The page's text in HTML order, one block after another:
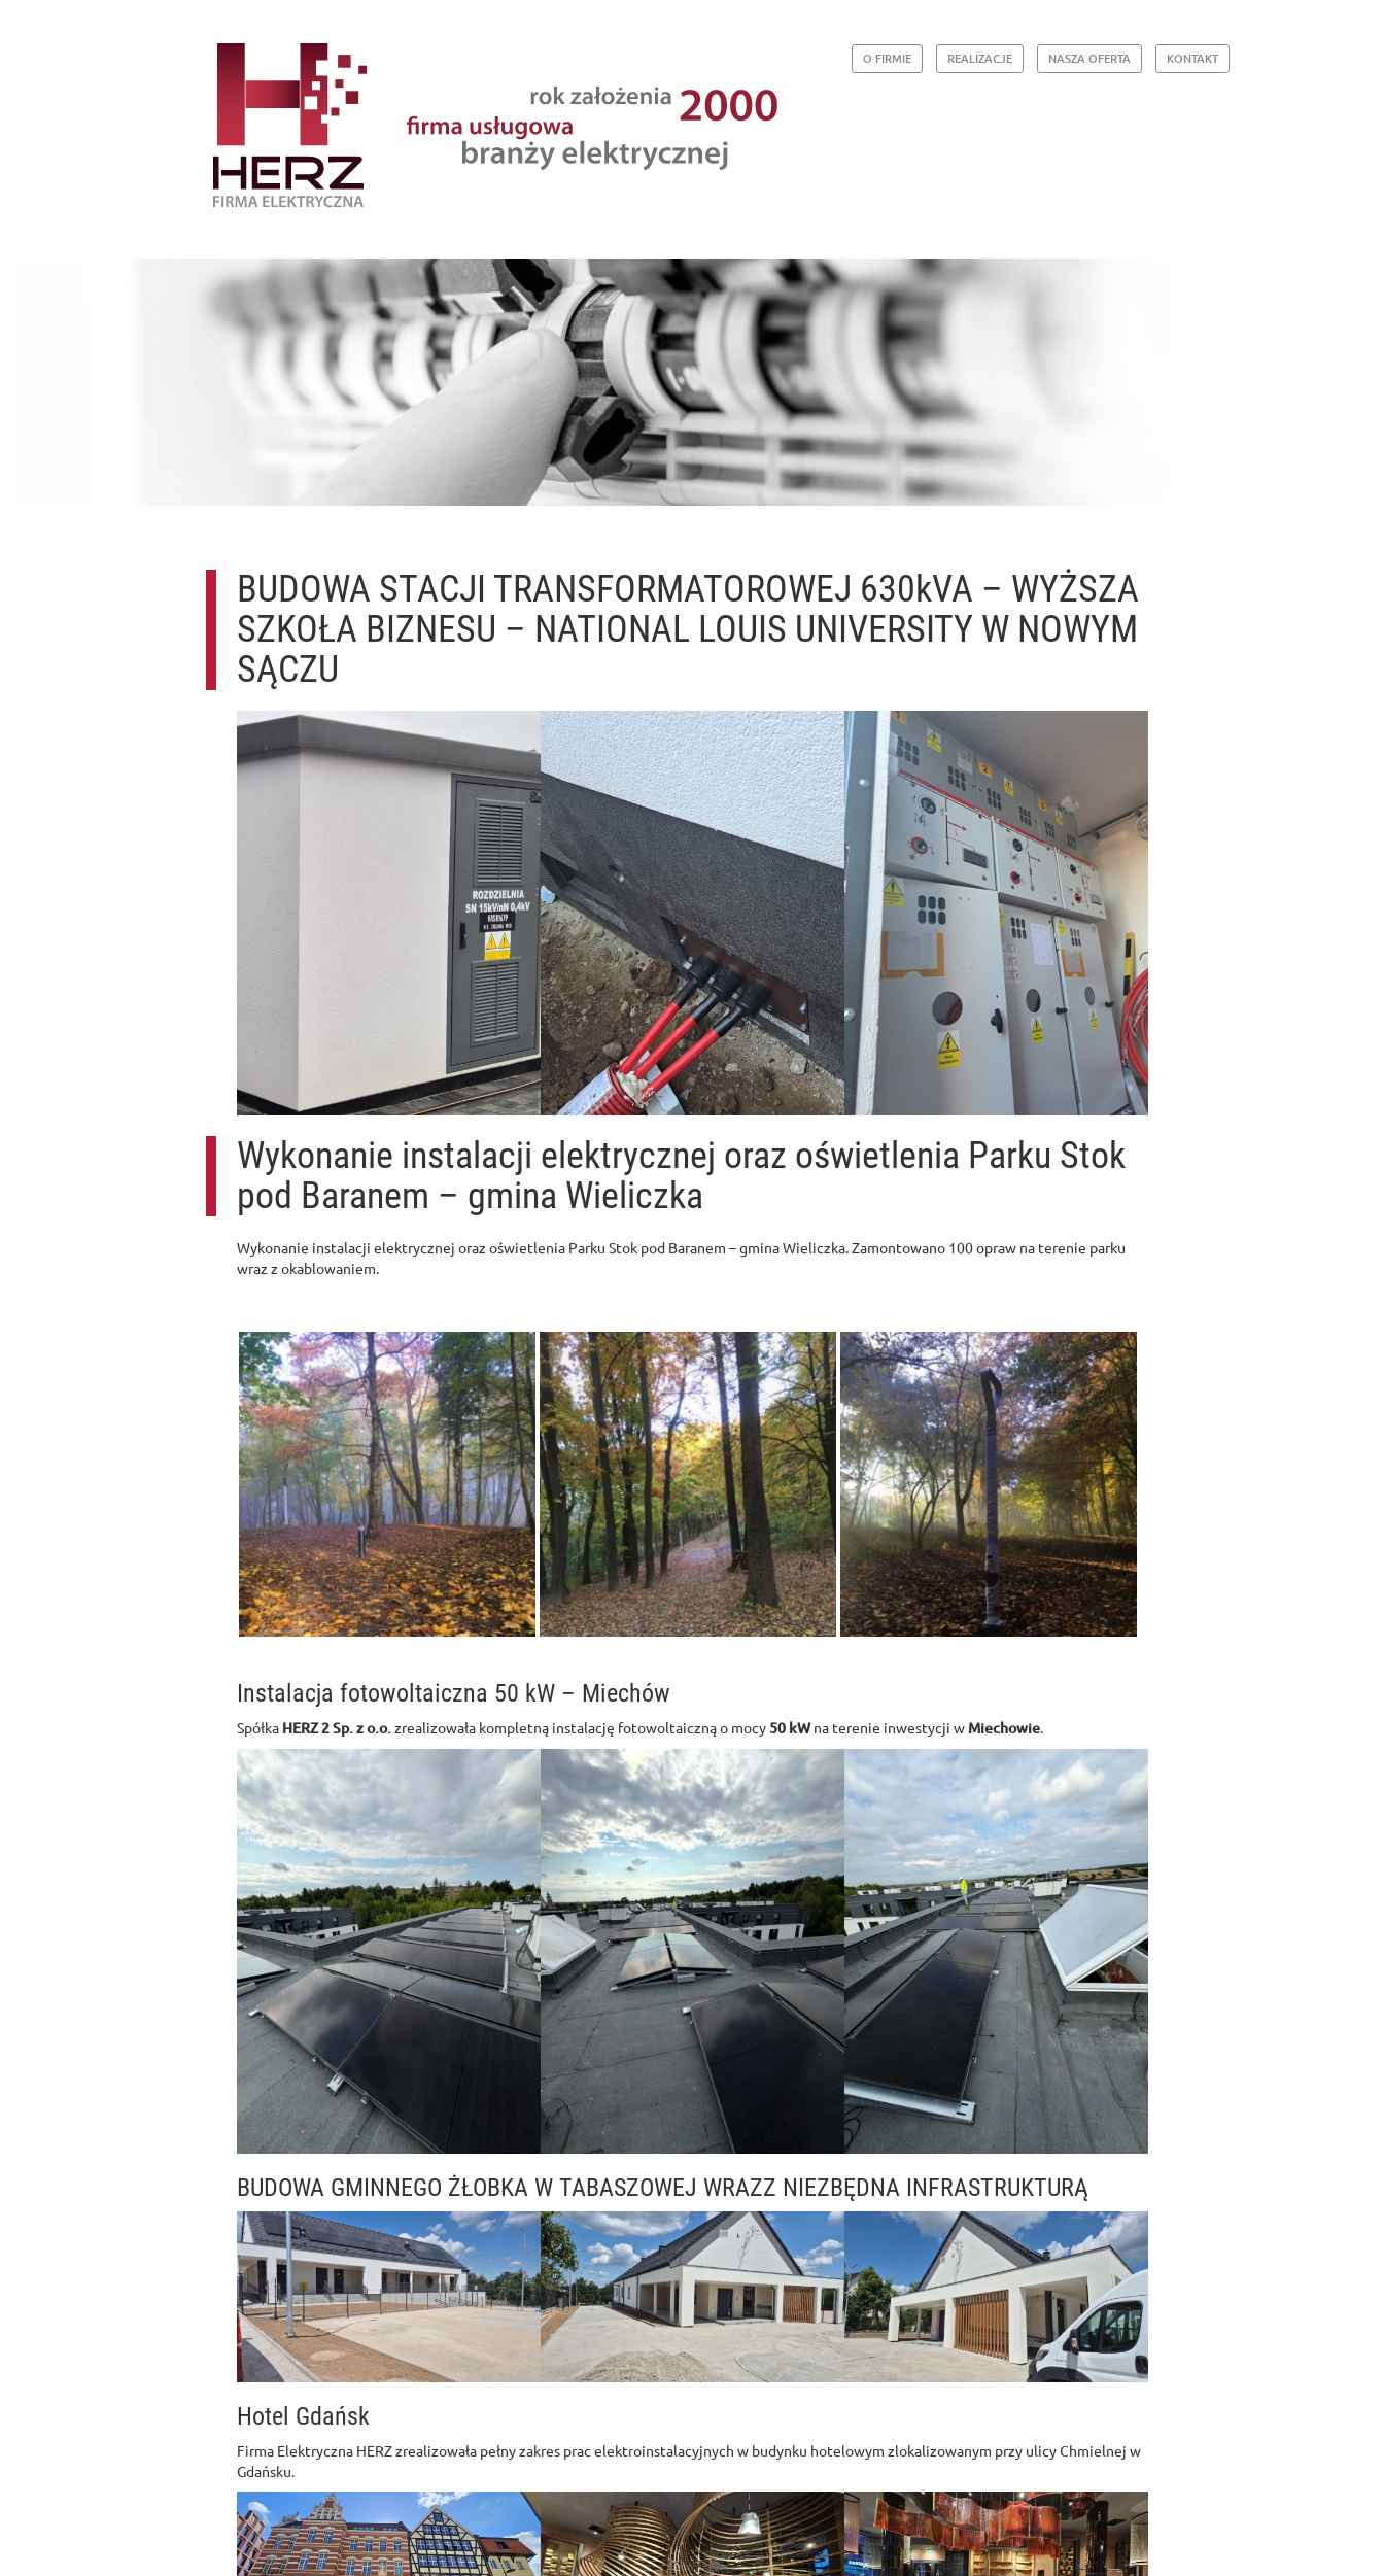
O FIRMIE REALIZACJE NASZA OFERTA KONTAKT
BUDOWA STACJI TRANSFORMATOROWEJ 630kVA – WYŻSZA
SZKOŁA BIZNESU – NATIONAL LOUIS UNIVERSITY W NOWYM
SĄCZU
Wykonanie instalacji elektrycznej oraz oświetlenia Parku Stok
pod Baranem – gmina Wieliczka
Wykonanie instalacji elektrycznej oraz oświetlenia Parku Stok pod Baranem – gmina Wieliczka. Zamontowano 100 opraw na terenie parku
wraz z okablowaniem.
Instalacja fotowoltaiczna 50 kW – Miechów
Spółka HERZ 2 Sp. z o.o.zrealizowała kompletną instalację fotowoltaiczną o mocy50 kWna terenie inwestycji w Miechowie.
BUDOWA GMINNEGO ŻŁOBKA W TABASZOWEJ WRAZZ NIEZBĘDNA INFRASTRUKTURĄ
Hotel Gdańsk
Firma Elektryczna HERZ zrealizowała pełny zakres prac elektroinstalacyjnych w budynku hotelowym zlokalizowanym przy ulicy Chmielnej w
Gdańsku.